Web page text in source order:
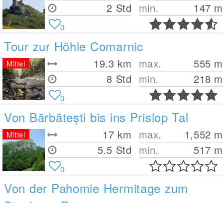
2 Std min.
147 m
0
Tour zur Höhle Comarnic
19.3 km
8 Std
max. 555 m
min.
218 m
Mittel
0
Von Bărbătești bis ins Prislop Tal
17 km
5.5 Std
max. 1,552 m
min.
517 m
Mittel
0
Von der Pahomie Hermitage zum